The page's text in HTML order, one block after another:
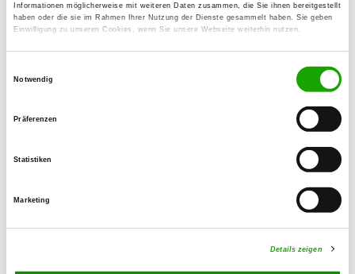
Informationen möglicherweise mit weiteren Daten zusammen, die Sie ihnen bereitgestellt
haben oder die sie im Rahmen Ihrer Nutzung der Dienste gesammelt haben. Sie geben
Einwilligung zu unseren Cookies, wenn Sie unsere Webseite weiterhin nutzen.
Notwendig
Präferenzen
Statistiken
Marketing
Details zeigen